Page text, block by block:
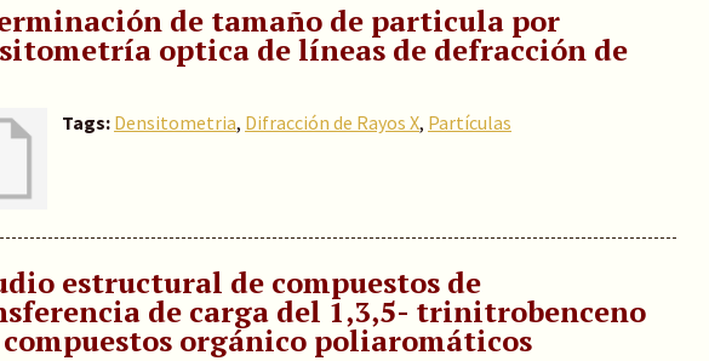
de tamaño de particula por
optica de líneas de defracción de
Tags: Densitometria, Difracción de Rayos X, Partículas
estructural de compuestos de
de carga del 1,3,5- trinitrobenceno
orgánico poliaromáticos